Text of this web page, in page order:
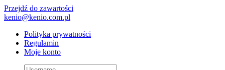
Przejdź do zawartości
kenio@kenio.com.pl
Polityka prywatności
Regulamin
Moje konto